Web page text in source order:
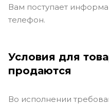
Вам поступает
телефон.
Условия для
продаются
Во исполнении